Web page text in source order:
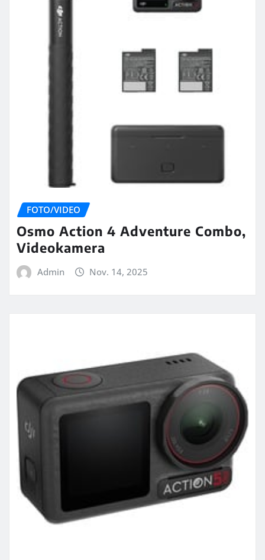
FOTO/VIDEO
Osmo Action 4 Adventure Combo,
Videokamera
Admin Nov. 14, 2025